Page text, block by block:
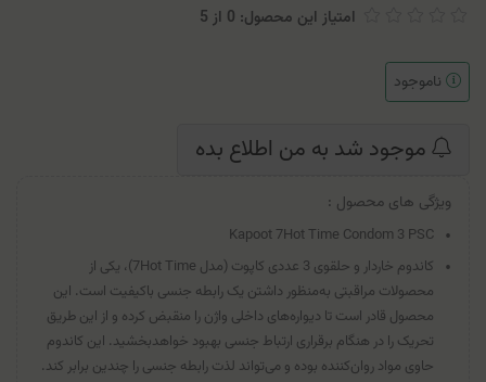
امتیاز این محصول: 0 از 5
ناموجود
موجود شد به من اطلاع بده
ویژگی های محصول :
Kapoot 7Hot Time Condom 3 PSC
کاندوم خاردار و حلقوی 3 عددی کاپوت (مدل 7Hot Time)، یکی از
محصولات مراقبتی به‌منظور داشتن یک رابطه جنسی با‌کیفیت است. این
محصول قادر است تا دیواره‌های داخلی واژن را منقبض کرده و از این طریق
تحریک را در هنگام برقراری ارتباط جنسی بهبود خواهد‌بخشید. این کاندوم
حاوی مواد روان‌کننده بوده و می‌تواند لذت رابطه جنسی را چندین برابر کند.